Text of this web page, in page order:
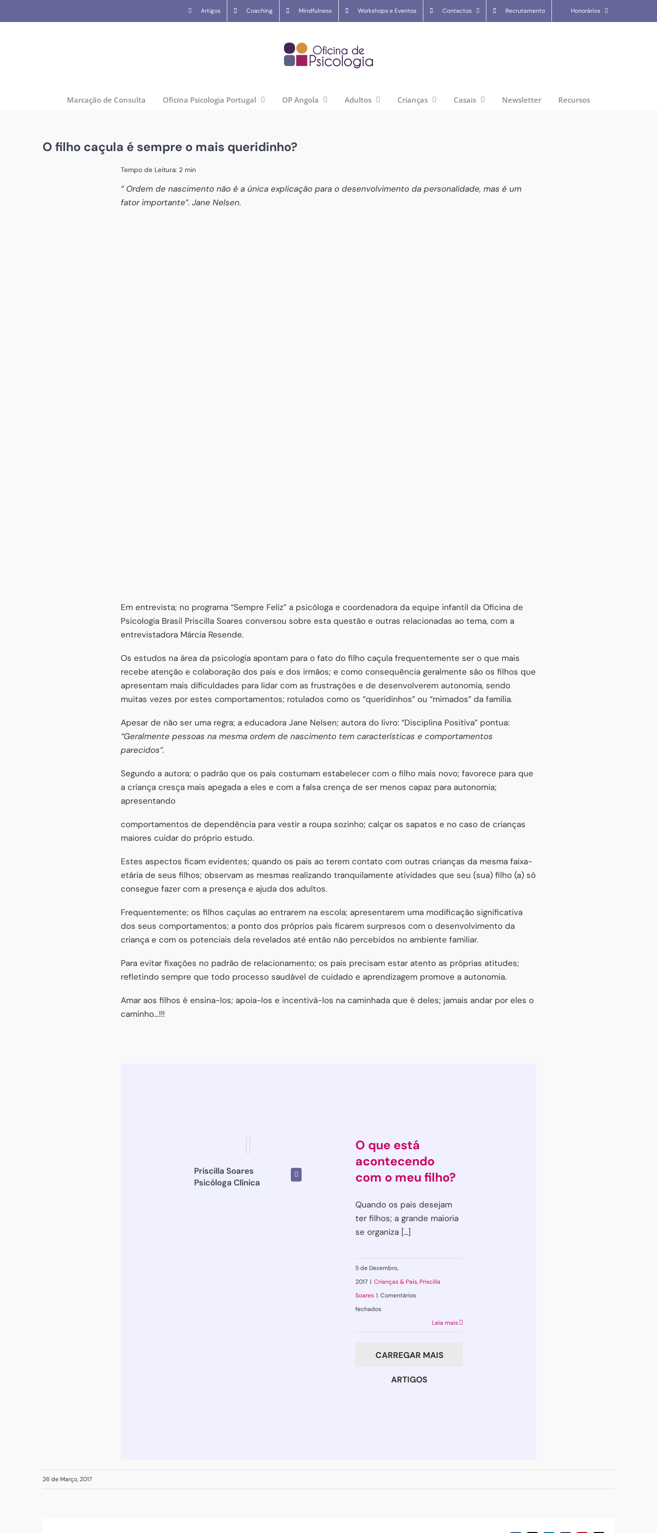
to
Artigos Coaching Mindfulness Workshops e Eventos Contactos Recrutamento Honorários
Marcação de Consulta Oficina Psicologia Portugal OP Angola Adultos Crianças Casais Newsletter Recursos
O filho caçula é sempre o mais queridinho?
Tempo de Leitura: 2 min
” Ordem de nascimento não é a única explicação para o desenvolvimento da personalidade, mas é um
fator importante”. Jane Nelsen.
Em entrevista; no programa “Sempre Feliz” a psicóloga e coordenadora da equipe infantil da Oficina de
Psicologia Brasil Priscilla Soares conversou sobre esta questão e outras relacionadas ao tema, com a
entrevistadora Márcia Resende.
Os estudos na área da psicologia apontam para o fato do filho caçula frequentemente ser o que mais
recebe atenção e colaboração dos pais e dos irmãos; e como consequência geralmente são os filhos que
apresentam mais dificuldades para lidar com as frustrações e de desenvolverem autonomia, sendo
muitas vezes por estes comportamentos; rotulados como os “queridinhos” ou “mimados” da família.
Apesar de não ser uma regra; a educadora Jane Nelsen; autora do livro: “Disciplina Positiva” pontua:
“Geralmente pessoas na mesma ordem de nascimento tem características e comportamentos
parecidos”.
Segundo a autora; o padrão que os pais costumam estabelecer com o filho mais novo; favorece para que
a criança cresça mais apegada a eles e com a falsa crença de ser menos capaz para autonomia;
apresentando
comportamentos de dependência para vestir a roupa sozinho; calçar os sapatos e no caso de crianças
maiores cuidar do próprio estudo.
Estes aspectos ficam evidentes; quando os pais ao terem contato com outras crianças da mesma faixa-
etária de seus filhos; observam as mesmas realizando tranquilamente atividades que seu (sua) filho (a) só
consegue fazer com a presença e ajuda dos adultos.
Frequentemente; os filhos caçulas ao entrarem na escola; apresentarem uma modificação significativa
dos seus comportamentos; a ponto dos próprios pais ficarem surpresos com o desenvolvimento da
criança e com os potenciais dela revelados até então não percebidos no ambiente familiar.
Para evitar fixações no padrão de relacionamento; os pais precisam estar atento as próprias atitudes;
refletindo sempre que todo processo saudável de cuidado e aprendizagem promove a autonomia.
Amar aos filhos é ensina-los; apoia-los e incentivá-los na caminhada que é deles; jamais andar por eles o
caminho…!!!
Priscilla Soares
Psicóloga Clínica
O que está
acontecendo
com o meu filho?
Quando os pais desejam
ter filhos; a grande maioria
se organiza [...]
5 de Dezembro,
2017 | Crianças & Pais, Priscilla
Soares | Comentários
fechadosem
com
Leia mais
CARREGAR MAIS
ARTIGOS
26 de Março, 2017